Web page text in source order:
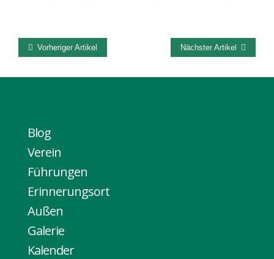
Vorheriger Artikel Nächster Artikel
Blog
Verein
Führungen
Erinnerungsort
Außen
Galerie
Kalender